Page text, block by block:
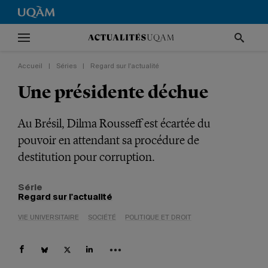
Accueil Séries Regard sur l'actualité
Une présidente déchue
Au Brésil, Dilma Rousseff est écartée du
pouvoir en attendant sa procédure de
destitution pour corruption.
Série
Regard sur l'actualité
VIE UNIVERSITAIRE SOCIÉTÉ POLITIQUE ET DROIT